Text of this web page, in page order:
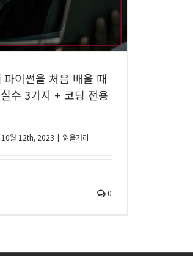
이썬을 처음 배울 때
수 3가지 + 코딩 전용
10월 12th, 2023 | 읽을거리
0